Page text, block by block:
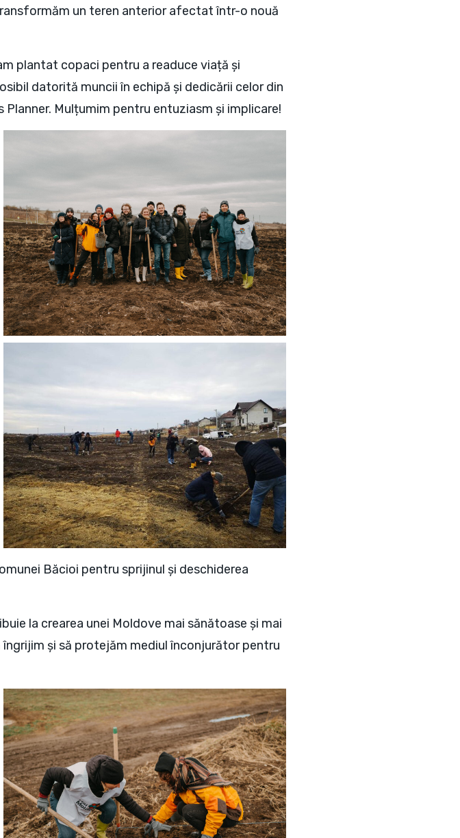
un teren anterior afectat într-o nouă
plantat copaci pentru a readuce viață și
datorită muncii în echipă și dedicării celor din
Mulțumim pentru entuziasm și implicare!
Băcioi pentru sprijinul și deschiderea
la crearea unei Moldove mai sănătoase și mai
și să protejăm mediul înconjurător pentru